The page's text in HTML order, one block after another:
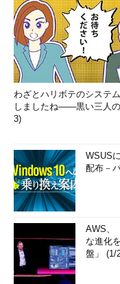
わざとハリボテのシステ
しましたね――黒い三人
3)
WSUS
配布－
AWS、
な進化
盤」 (1/